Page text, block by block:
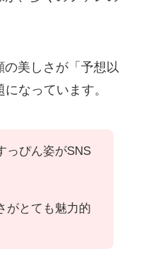
美しさが「予想以
なっています。
っぴん姿がSNS
がとても魅力的